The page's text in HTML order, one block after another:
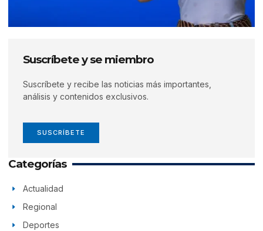
Suscríbete y se miembro
Suscríbete y recibe las noticias más importantes,
análisis y contenidos exclusivos.
SUSCRÍBETE
Categorías
Actualidad
Regional
Deportes